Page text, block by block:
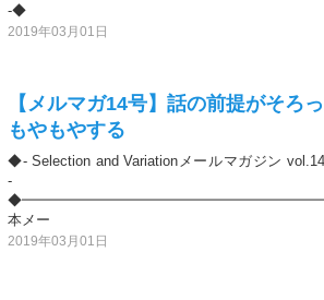
-◆
2019年03月01日
【メルマガ14号】話の前提がそろ
もやもやする
◆- Selection and Variationメールマガジン
-
本メー
2019年03月01日